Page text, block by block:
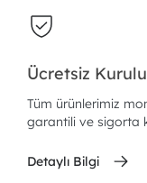
Ücretsiz
Tüm ürünlerimiz
garantili ve sigorta
Detaylı Bilgi